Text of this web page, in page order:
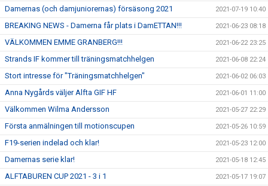
Damernas (och damjuniorernas) försäsong 2021 2021-07-19 10:40
BREAKING NEWS - Damerna får plats i DamETTAN!!! 2021-06-23 08:18
VÄLKOMMEN EMME GRANBERG!!! 2021-06-22 23:25
Strands IF kommer till träningsmatchhelgen 2021-06-08 22:24
Stort intresse för "Träningsmatchhelgen" 2021-06-02 06:03
Anna Nygårds väljer Alfta GIF HF 2021-06-01 11:00
Välkommen Wilma Andersson 2021-05-27 22:29
Första anmälningen till motionscupen 2021-05-26 10:59
F19-serien indelad och klar! 2021-05-23 12:00
Damernas serie klar! 2021-05-18 12:45
ALFTABUREN CUP 2021 - 3 i 1 2021-05-17 19:07